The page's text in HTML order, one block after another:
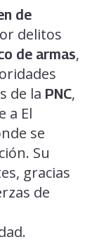
de
delitos
de armas,
de la PNC,
a El
se
Su
gracias
de